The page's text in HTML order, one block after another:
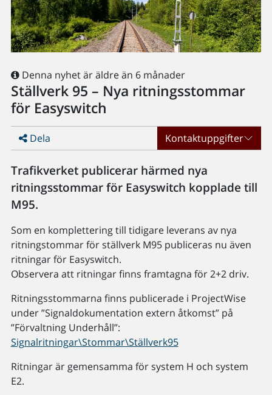
Denna nyhet är äldre än 6 månader
Ställverk 95 – Nya ritningsstommar
för Easyswitch
Dela Kontaktuppgifter
Trafikverket publicerar härmed nya
ritningsstommar för Easyswitch kopplade till
M95.
Som en komplettering till tidigare leverans av nya
ritningstommar för ställverk M95 publiceras nu även
ritningar för Easyswitch.
Observera att ritningar finns framtagna för 2+2 driv.
Ritningsstommarna finns publicerade i ProjectWise
under ”Signaldokumentation extern åtkomst” på
”Förvaltning Underhåll”:
Signalritningar\Stommar\Ställverk95
Ritningar är gemensamma för system H och system
E2.